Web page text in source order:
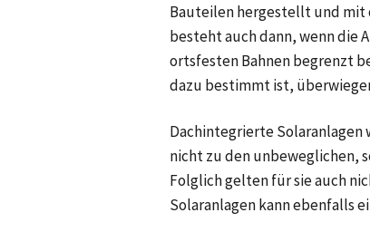
Bauteilen hergestellt und mit
besteht auch dann, wenn die
ortsfesten Bahnen begrenzt
dazu bestimmt ist,
Dachintegrierte Solaranlagen
nicht zu den unbeweglichen,
Folglich gelten für sie auch
Solaranlagen kann ebenfalls